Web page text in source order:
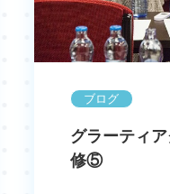
ブログ
グラーティ
修⑤